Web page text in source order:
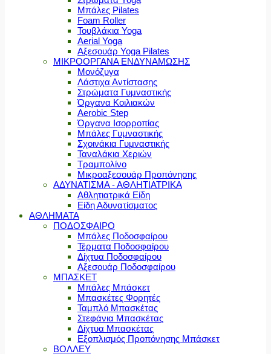
Μπάλες Pilates
Foam Roller
Τουβλάκια Yoga
Aerial Yoga
Αξεσουάρ Yoga Pilates
ΜΙΚΡΟΟΡΓΑΝΑ ΕΝΔΥΝΑΜΩΣΗΣ
Μονόζυγα
Λάστιχα Αντίστασης
Στρώματα Γυμναστικής
Όργανα Κοιλιακών
Aerobic Step
Όργανα Ισορροπίας
Μπάλες Γυμναστικής
Σχοινάκια Γυμναστικής
Ταναλάκια Χεριών
Τραμπολίνο
Μικροαξεσουάρ Προπόνησης
ΑΔΥΝΑΤΙΣΜΑ - ΑΘΛΗΤΙΑΤΡΙΚΑ
Αθλητιατρικά Είδη
Είδη Αδυνατίσματος
ΑΘΛΗΜΑΤΑ
ΠΟΔΟΣΦΑΙΡΟ
Μπάλες Ποδοσφαίρου
Τέρματα Ποδοσφαίρου
Δίχτυα Ποδοσφαίρου
Αξεσουάρ Ποδοσφαίρου
ΜΠΑΣΚΕΤ
Μπάλες Μπάσκετ
Μπασκέτες Φορητές
Ταμπλό Μπασκέτας
Στεφάνια Μπασκέτας
Δίχτυα Μπασκέτας
Εξοπλισμός Προπόνησης Μπάσκετ
ΒΟΛΛΕΥ